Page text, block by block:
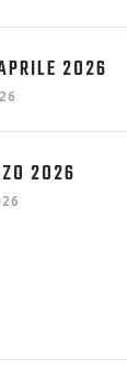
2026
2026